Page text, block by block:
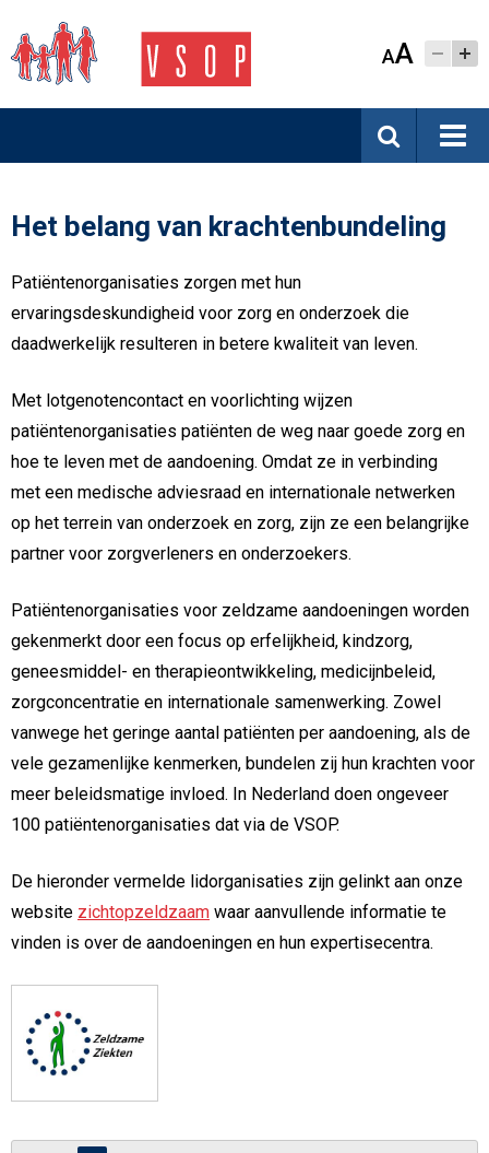
AA
Het belang van krachtenbundeling
Patiëntenorganisaties zorgen met hun
ervaringsdeskundigheid voor zorg en onderzoek die
daadwerkelijk resulteren in betere kwaliteit van leven.
Met lotgenotencontact en voorlichting wijzen
patiëntenorganisaties patiënten de weg naar goede zorg en
hoe te leven met de aandoening. Omdat ze in verbinding
met een medische adviesraad en internationale netwerken
op het terrein van onderzoek en zorg, zijn ze een belangrijke
partner voor zorgverleners en onderzoekers.
Patiëntenorganisaties voor zeldzame aandoeningen worden
gekenmerkt door een focus op erfelijkheid, kindzorg,
geneesmiddel- en therapieontwikkeling, medicijnbeleid,
zorgconcentratie en internationale samenwerking. Zowel
vanwege het geringe aantal patiënten per aandoening, als de
vele gezamenlijke kenmerken, bundelen zij hun krachten voor
meer beleidsmatige invloed. In Nederland doen ongeveer
100 patiëntenorganisaties dat via de VSOP.
De hieronder vermelde lidorganisaties zijn gelinkt aan onze
website zichtopzeldzaam waar aanvullende informatie te
vinden is over de aandoeningen en hun expertisecentra.